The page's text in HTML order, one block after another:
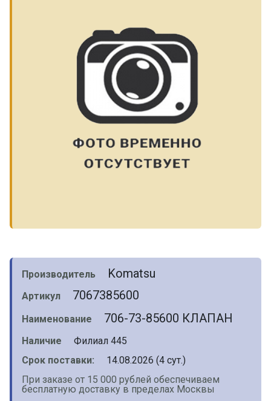
Производитель Komatsu
Артикул 7067385600
Наименование 706-73-85600 КЛАПАН
Наличие
Филиал 445
Срок поставки:
14.08.2026 (4 сут.)
При заказе от 15 000 рублей обеспечиваем
бесплатную доставку в пределах Москвы